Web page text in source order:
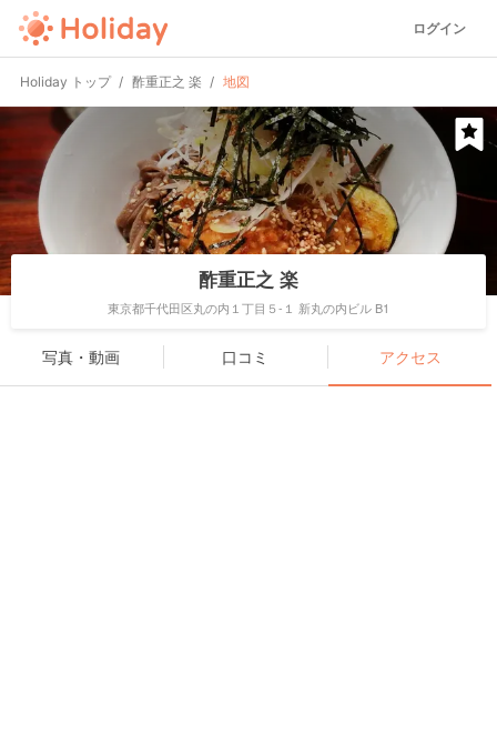
ログイン
Holiday トップ 酢重正之 楽 地図
酢重正之 楽
東京都千代田区丸の内１丁目５-１ 新丸の内ビル B1
写真・動画 口コミ アクセス